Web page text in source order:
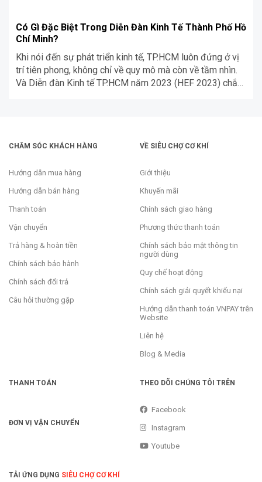
Có Gì Đặc Biệt Trong Diễn Đàn Kinh Tế Thành Phố Hồ
Chí Minh?
Khi nói đến sự phát triển kinh tế, TP.HCM luôn đứng ở vị
trí tiên phong, không chỉ về quy mô mà còn về tầm nhìn.
Và Diễn đàn Kinh tế TP.HCM năm 2023 (HEF 2023) chắc
CHĂM SÓC KHÁCH HÀNG
Hướng dẫn mua hàng
Hướng dẫn bán hàng
Thanh toán
Vận chuyển
Trả hàng & hoàn tiền
Chính sách bảo hành
Chính sách đổi trả
Câu hỏi thường gặp
VỀ SIÊU CHỢ CƠ KHÍ
Giới thiệu
Khuyến mãi
Chính sách giao hàng
Phương thức thanh toán
Chính sách bảo mật thông tin
người dùng
Quy chế hoạt động
Chính sách giải quyết khiếu nại
Hướng dẫn thanh toán VNPAY trên
Website
Liên hệ
Blog & Media
THANH TOÁN
ĐƠN VỊ VẬN CHUYỂN
THEO DÕI CHÚNG TÔI TRÊN
Facebook
Instagram
Youtube
TẢI ỨNG DỤNG SIÊU CHỢ CƠ KHÍ